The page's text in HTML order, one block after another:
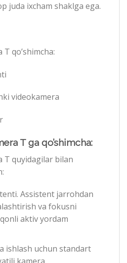
juda ixcham shaklga ega.
T qo’shimcha:
videokamera
T ga qo’shimcha:
T quyidagilar bilan
Assistent jarrohdan
va fokusni
aktiv yordam
ishlash uchun standart